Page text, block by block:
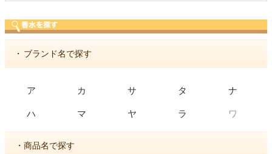
・ ブランド名で探す
ア カ サ タ ナ
ハ マ ヤ ラ ワ
・商品名で探す